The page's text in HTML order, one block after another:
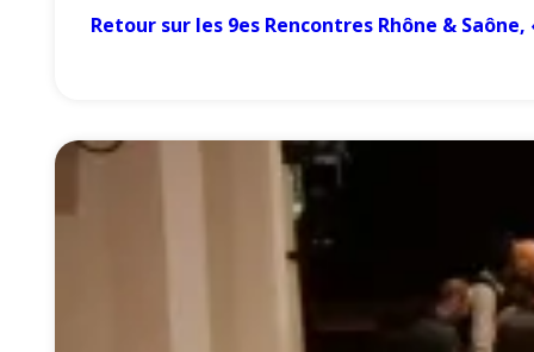
Retour sur les 9es Rencontres Rhône &